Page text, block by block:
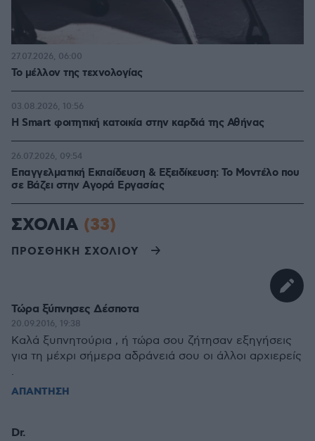
Το μέλλον της τεχνολογίας
27.07.2026, 06:00
Η Smart φοιτητική κατοικία στην καρδιά της Αθήνας
03.08.2026, 10:56
Επαγγελματική Εκπαίδευση & Εξειδίκευση: Το Mοντέλο που
σε Bάζει στην Aγορά Eργασίας
26.07.2026, 09:54
ΣΧΟΛΙΑ (33)
ΠΡΟΣΘΗΚΗ ΣΧΟΛΙΟΥ
Τώρα ξύπνησες Δέσποτα
20.09.2016, 19:38
Καλά ξυπνητούρια , ή τώρα σου ζήτησαν εξηγήσεις
για τη μέχρι σήμερα αδράνειά σου οι άλλοι αρχιερείς
.
ΑΠΑΝΤΗΣΗ
Dr.